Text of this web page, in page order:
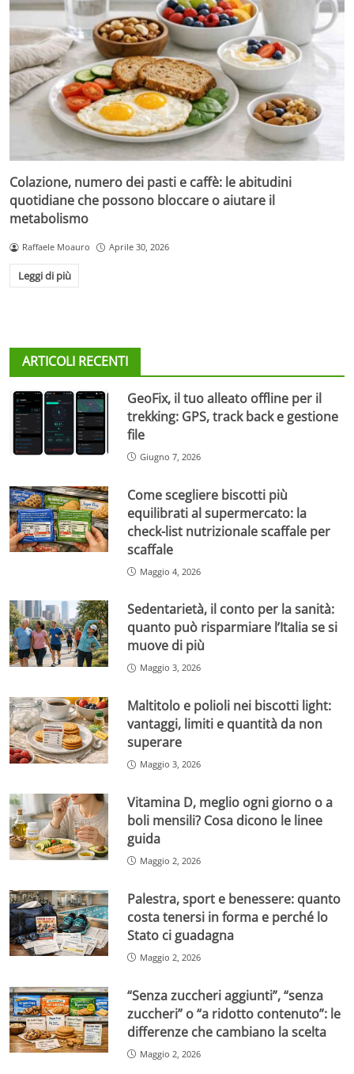
Colazione, numero dei pasti e caffè: le abitudini
quotidiane che possono bloccare o aiutare il
metabolismo
Raffaele Moauro Aprile 30, 2026
Leggi di più
ARTICOLI RECENTI
GeoFix, il tuo alleato offline per il
trekking: GPS, track back e gestione
file
Giugno 7, 2026
Come scegliere biscotti più
equilibrati al supermercato: la
check-list nutrizionale scaffale per
scaffale
Maggio 4, 2026
Sedentarietà, il conto per la sanità:
quanto può risparmiare l’Italia se si
muove di più
Maggio 3, 2026
Maltitolo e polioli nei biscotti light:
vantaggi, limiti e quantità da non
superare
Maggio 3, 2026
Vitamina D, meglio ogni giorno o a
boli mensili? Cosa dicono le linee
guida
Maggio 2, 2026
Palestra, sport e benessere: quanto
costa tenersi in forma e perché lo
Stato ci guadagna
Maggio 2, 2026
“Senza zuccheri aggiunti”, “senza
zuccheri” o “a ridotto contenuto”: le
differenze che cambiano la scelta
Maggio 2, 2026